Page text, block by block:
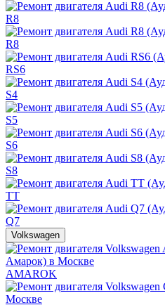
R8
R8
RS6
S4
S5
S6
S8
TT
Q7
Volkswagen
AMAROK